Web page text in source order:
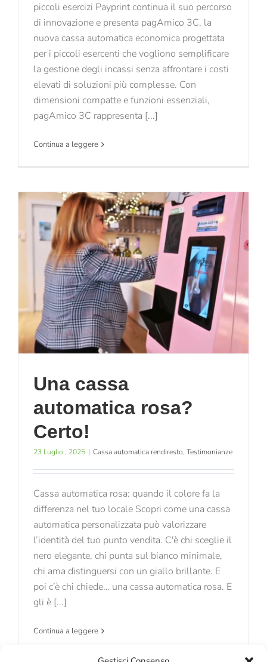
piccoli esercizi Payprint continua il suo percorso
di innovazione e presenta pagAmico 3C, la
nuova cassa automatica economica progettata
per i piccoli esercenti che vogliono semplificare
la gestione degli incassi senza affrontare i costi
elevati di soluzioni più complesse. Con
dimensioni compatte e funzioni essenziali,
pagAmico 3C rappresenta [...]
Continua a leggere
Una cassa
automatica rosa?
Certo!
23 Luglio , 2025 | Cassa automatica rendiresto, Testimonianze
Cassa automatica rosa: quando il colore fa la
differenza nel tuo locale Scopri come una cassa
automatica personalizzata può valorizzare
l’identità del tuo punto vendita. C'è chi sceglie il
nero elegante, chi punta sul bianco minimale,
chi ama distinguersi con un giallo brillante. E
poi c’è chi chiede… una cassa automatica rosa. E
gli è [...]
Continua a leggere